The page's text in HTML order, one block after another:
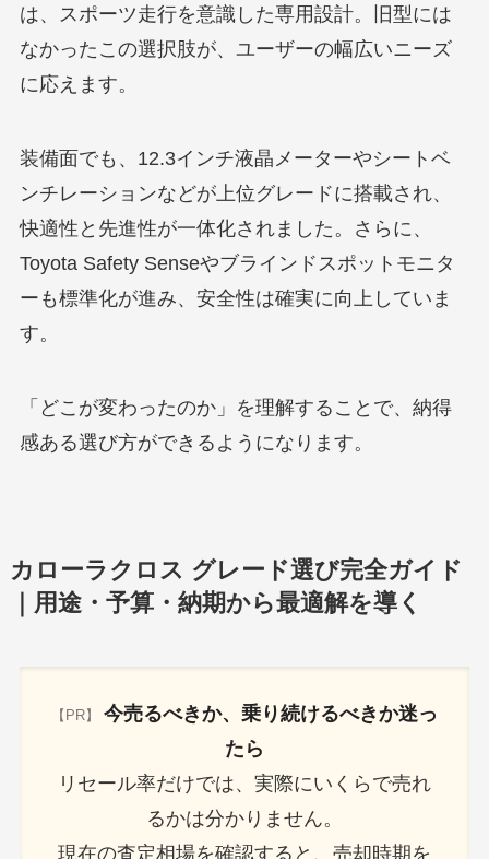
は、スポーツ走行を意識した専用設計。旧型には
なかったこの選択肢が、ユーザーの幅広いニーズ
に応えます。
装備面でも、12.3インチ液晶メーターやシートベ
ンチレーションなどが上位グレードに搭載され、
快適性と先進性が一体化されました。さらに、
Toyota Safety Senseやブラインドスポットモニタ
ーも標準化が進み、安全性は確実に向上していま
す。
「どこが変わったのか」を理解することで、納得
感ある選び方ができるようになります。
カローラクロス グレード選び完全ガイド
｜用途・予算・納期から最適解を導く
【PR】
今売るべきか、乗り続けるべきか迷っ
たら
リセール率だけでは、実際にいくらで売れ
るかは分かりません。
現在の査定相場を確認すると、売却時期を